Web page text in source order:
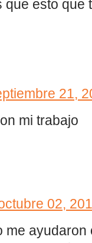
que esto que
21,
mi trabajo
02,
me ayudaron